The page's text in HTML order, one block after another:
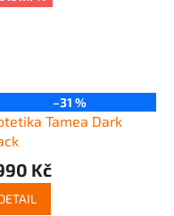
–31 %
Tamea Dark
Kč